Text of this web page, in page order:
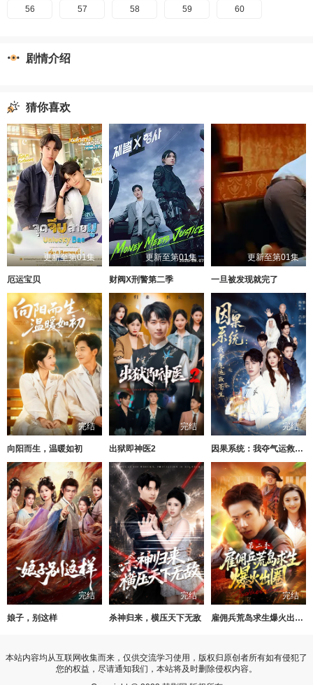
56 57 58 59 60
剧情介绍
猜你喜欢
更新至第01集
厄运宝贝
更新至第01集
财阀X刑警第二季
更新至第01集
一旦被发现就完了
完结
向阳而生，温暖如初
完结
出狱即神医2
完结
因果系统：我夺气运救苍生
完结
娘子，别这样
完结
杀神归来，横压天下无敌
完结
雇佣兵荒岛求生爆火出圈第二季
本站内容均从互联网收集而来，仅供交流学习使用，版权归原创者所有如有侵犯了
您的权益，尽请通知我们，本站将及时删除侵权内容。